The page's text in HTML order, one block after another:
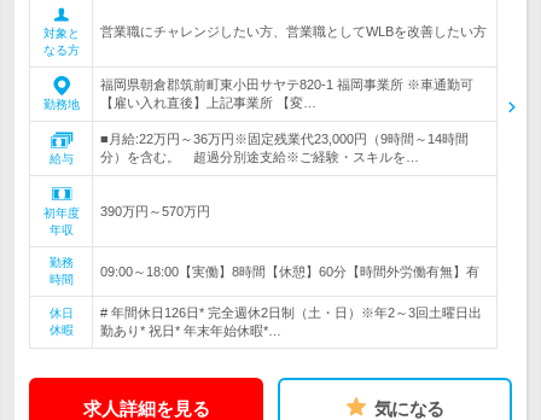
対象と
なる方
営業職にチャレンジしたい方、営業職としてWLBを改善したい方
勤務地
福岡県朝倉郡筑前町東小田サヤテ820-1 福岡事業所 ※車通勤可
【雇い入れ直後】上記事業所 【変…
給与
■月給:22万円～36万円※固定残業代23,000円（9時間～14時間
分）を含む。 超過分別途支給※ご経験・スキルを…
初年度
年収
390万円～570万円
勤務
時間
09:00～18:00【実働】8時間【休憩】60分【時間外労働有無】有
休日
休暇
# 年間休日126日* 完全週休2日制（土・日）※年2～3回土曜日出
勤あり* 祝日* 年末年始休暇*…
求人詳細を見る 気になる